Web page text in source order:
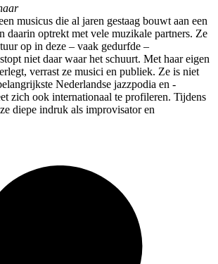
musicus die al jaren gestaag bouwt aan een
daarin optrekt met vele muzikale partners. Ze
op in deze – vaak gedurfde –
niet daar waar het schuurt. Met haar eigen
verrast ze musici en publiek. Ze is niet
Nederlandse jazzpodia en -
zich ook internationaal te profileren. Tijdens
diepe indruk als improvisator en